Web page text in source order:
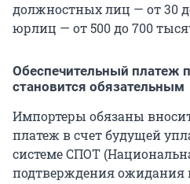
должностных лиц — от 30
юрлиц — от 500 до 700
Обеспечительный платеж
становится обязательным
Импортеры обязаны
платеж в счет будущей
системе СПОТ
подтверждения ожидания